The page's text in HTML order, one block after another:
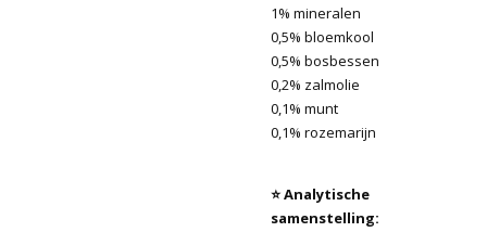
1% mineralen
0,5% bloemkool
0,5% bosbessen
0,2% zalmolie
0,1% munt
0,1% rozemarijn
⭐ Analytische
samenstelling: